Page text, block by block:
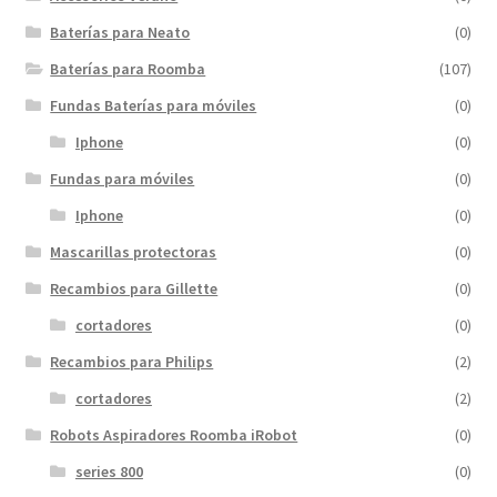
Baterías para Neato
(0)
Baterías para Roomba
(107)
Fundas Baterías para móviles
(0)
Iphone
(0)
Fundas para móviles
(0)
Iphone
(0)
Mascarillas protectoras
(0)
Recambios para Gillette
(0)
cortadores
(0)
Recambios para Philips
(2)
cortadores
(2)
Robots Aspiradores Roomba iRobot
(0)
series 800
(0)